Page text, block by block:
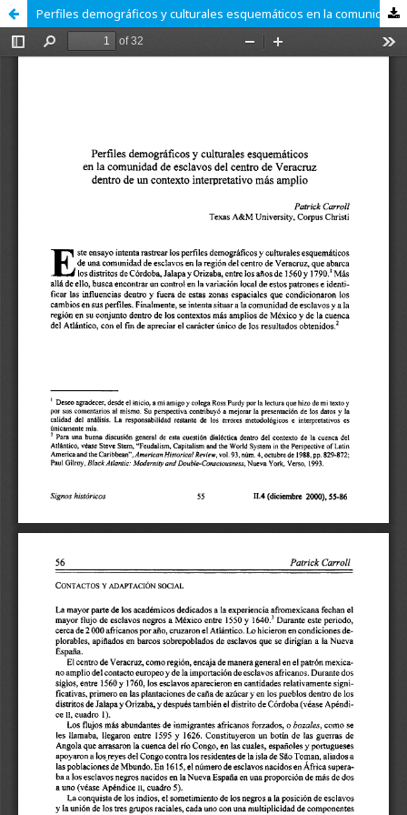
Perfiles demográficos y culturales esquemáticos en la comunidad de esclavos del centro de Veracruz dentro de un contexto interpretativo más amplio